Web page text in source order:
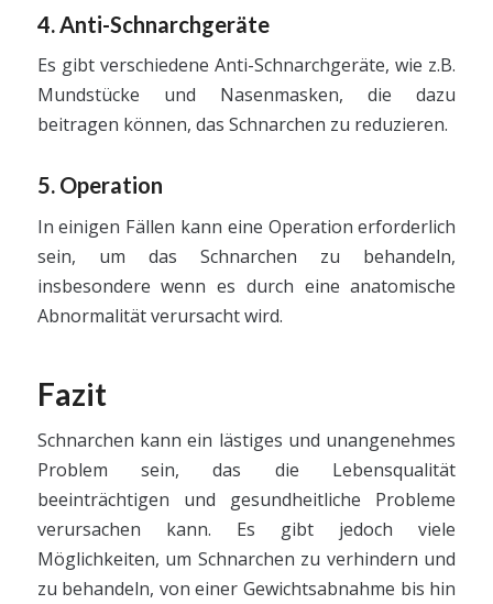
4. Anti-Schnarchgeräte
Es gibt verschiedene Anti-Schnarchgeräte, wie z.B.
Mundstücke und Nasenmasken, die dazu
beitragen können, das Schnarchen zu reduzieren.
5. Operation
In einigen Fällen kann eine Operation erforderlich
sein, um das Schnarchen zu behandeln,
insbesondere wenn es durch eine anatomische
Abnormalität verursacht wird.
Fazit
Schnarchen kann ein lästiges und unangenehmes
Problem sein, das die Lebensqualität
beeinträchtigen und gesundheitliche Probleme
verursachen kann. Es gibt jedoch viele
Möglichkeiten, um Schnarchen zu verhindern und
zu behandeln, von einer Gewichtsabnahme bis hin